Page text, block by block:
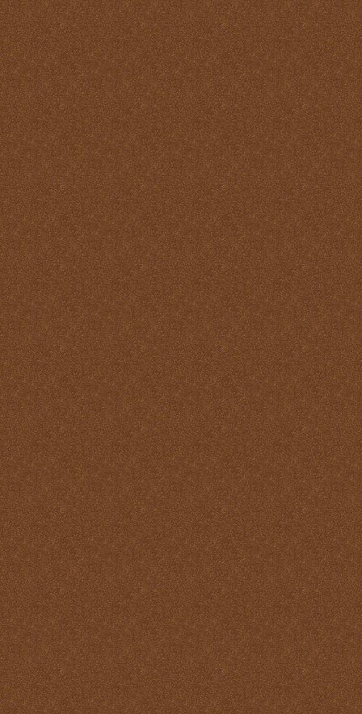
La Santa Misa y la Iglesia
La Santa Misa y la Justicia
Divina
La Santa Misa y la labor
Pastoral
La Santa Misa y la ofrenda
de sí mismo
La Santa Misa y la Palabra
de Dios
La Santa Misa y la pureza
La Santa Misa y la
Resurrección
La Santa Misa y la salud
del alma y del cuerpo
La Santa Misa y la salud
del alma y del cuerpo
La Santa Misa y la
salvación de mundo
La Santa Misa y la santidad
La Santa Misa y la tibieza.
La Santa Misa y la unidad
La Santa Misa y la Vida
Eterna
La Santa Misa y las
virtudes
La Santa Misa y los
Ángeles
La Santa Misa y los Santos
La Santa Misa y nuestra
transformación en Cristo
La suprema adoración
Las cuatro finalidades de
la Santa Misa
María Santísima y la
Eucaristía
María Santísima y la Santa
Misa
Misas Gregorianas